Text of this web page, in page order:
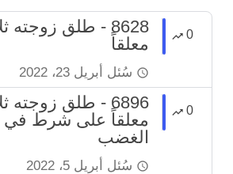
0
8628 - طلق زوجته
معلقاً
سُئل أبريل 23، 2022
0
6896 - طلق زوجته
معلقاً على شرط في
الغضب
سُئل أبريل 5، 2022